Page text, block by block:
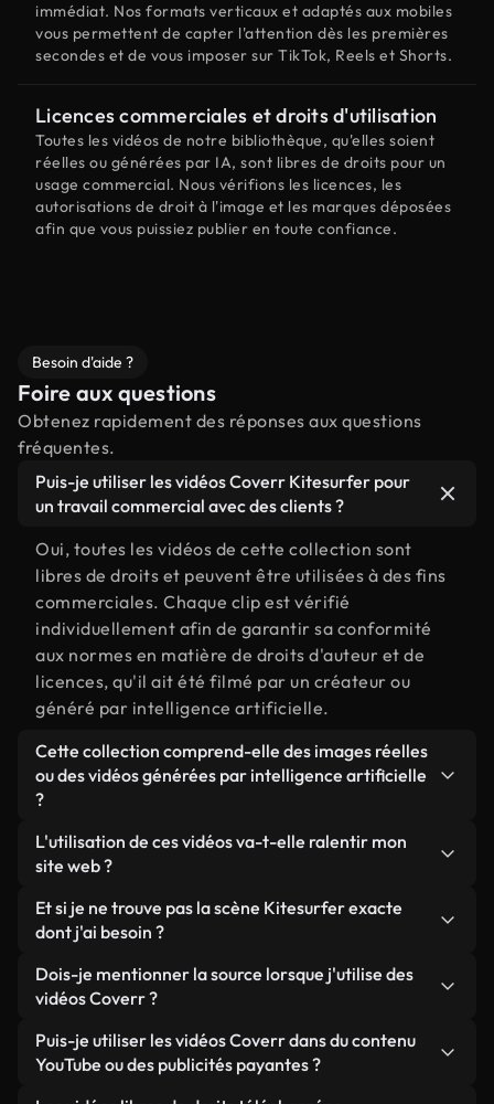
immédiat. Nos formats verticaux et adaptés aux mobiles
vous permettent de capter l'attention dès les premières
secondes et de vous imposer sur TikTok, Reels et Shorts.
Licences commerciales et droits d'utilisation
Toutes les vidéos de notre bibliothèque, qu'elles soient
réelles ou générées par IA, sont libres de droits pour un
usage commercial. Nous vérifions les licences, les
autorisations de droit à l'image et les marques déposées
afin que vous puissiez publier en toute confiance.
Besoin d'aide ?
Foire aux questions
Obtenez rapidement des réponses aux questions
fréquentes.
Puis-je utiliser les vidéos Coverr Kitesurfer pour
un travail commercial avec des clients ?
Oui, toutes les vidéos de cette collection sont
libres de droits et peuvent être utilisées à des fins
commerciales. Chaque clip est vérifié
individuellement afin de garantir sa conformité
aux normes en matière de droits d'auteur et de
licences, qu'il ait été filmé par un créateur ou
généré par intelligence artificielle.
Cette collection comprend-elle des images réelles
ou des vidéos générées par intelligence artificielle
?
Les deux. Il s'agit d'une bibliothèque hybride
composée de véritables images filmées par des
générées par IA. Chaque vidéo est clairement
identifiée afin que vous sachiez toujours ce que
vous utilisez.
L'utilisation de ces vidéos va-t-elle ralentir mon
site web ?
Sauf si vous choisissez nos versions optimisées.
Nous proposons des formats légers, prêts pour le
ils conservent une qualité élevée tout en
minimisant les temps de chargement et en
améliorant des indicateurs comme le LCP.
Et si je ne trouve pas la scène Kitesurfer exacte
dont j'ai besoin ?
Vous pouvez en créer une instantanément avec
Coverr AI Studio. Il vous suffit de décrire la scène,
le Studio générera en quelques secondes une vidéo
personnalisée conforme à nos normes de licence.
Dois-je mentionner la source lorsque j'utilise des
vidéos Coverr ?
Aucune attribution n'est requise. Toutes les vidéos
de notre bibliothèque sont libres de droits et
Puis-je utiliser les vidéos Coverr dans du contenu
YouTube ou des publicités payantes ?
Oui. Toutes les séquences vidéo de Coverr peuvent